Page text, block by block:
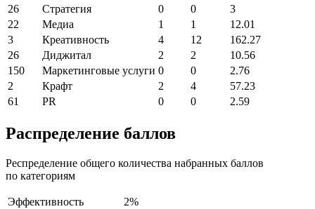
26
Стратегия 0 0
3
22
Медиа 1 1
12.01
3
Креативность 4 12
162.27
26
Диджитал 2 2
10.56
150
Маркетинговые услуги 0 0
2.76
2
Крафт 2 4
57.23
61
PR 0 0 2.59
Распределение баллов
Респределение общего количества набранных баллов
по категориям
Эффективность
2%